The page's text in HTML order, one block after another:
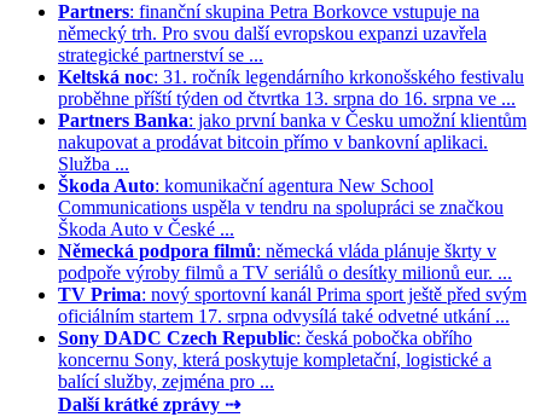
Partners: finanční skupina Petra Borkovce vstupuje na
německý trh. Pro svou další evropskou expanzi uzavřela
strategické partnerství se ...
Keltská noc: 31. ročník legendárního krkonošského festivalu
proběhne příští týden od čtvrtka 13. srpna do 16. srpna ve ...
Partners Banka: jako první banka v Česku umožní klientům
nakupovat a prodávat bitcoin přímo v bankovní aplikaci.
Služba ...
Škoda Auto: komunikační agentura New School
Communications uspěla v tendru na spolupráci se značkou
Škoda Auto v České ...
Německá podpora filmů: německá vláda plánuje škrty v
podpoře výroby filmů a TV seriálů o desítky milionů eur. ...
TV Prima: nový sportovní kanál Prima sport ještě před svým
oficiálním startem 17. srpna odvysílá také odvetné utkání ...
Sony DADC Czech Republic: česká pobočka obřího
koncernu Sony, která poskytuje kompletační, logistické a
balící služby, zejména pro ...
Další krátké zprávy ⇢